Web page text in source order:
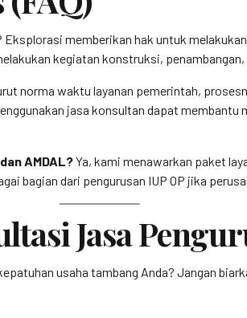
Eksplorasi memberikan hak untuk
kegiatan konstruksi,
norma waktu layanan pemerintah,
jasa konsultan dapat
AMDAL?Ya, kami menawarkan paket
bagian dari pengurusan IUP OP jika
Jasa
usaha tambang Anda? Jangan